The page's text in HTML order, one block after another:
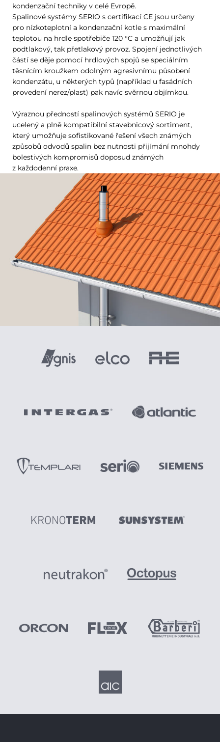
kondenzační techniky v celé Evropě.
Spalinové systémy SERIO s certifikací CE jsou určeny
pro nízkoteplotní a kondenzační kotle s maximální
teplotou na hrdle spotřebiče 120 °C a umožňují jak
podtlakový, tak přetlakový provoz. Spojení jednotlivých
částí se děje pomocí hrdlových spojů se speciálním
těsnícím kroužkem odolným agresivnímu působení
kondenzátu, u některých typů (například u fasádních
provedení nerez/plast) pak navíc svěrnou objímkou.
Výraznou předností spalinových systémů SERIO je
ucelený a plně kompatibilní stavebnicový sortiment,
který umožňuje sofistikované řešení všech známých
způsobů odvodů spalin bez nutnosti přijímání mnohdy
bolestivých kompromisů doposud známých
z každodenní praxe.